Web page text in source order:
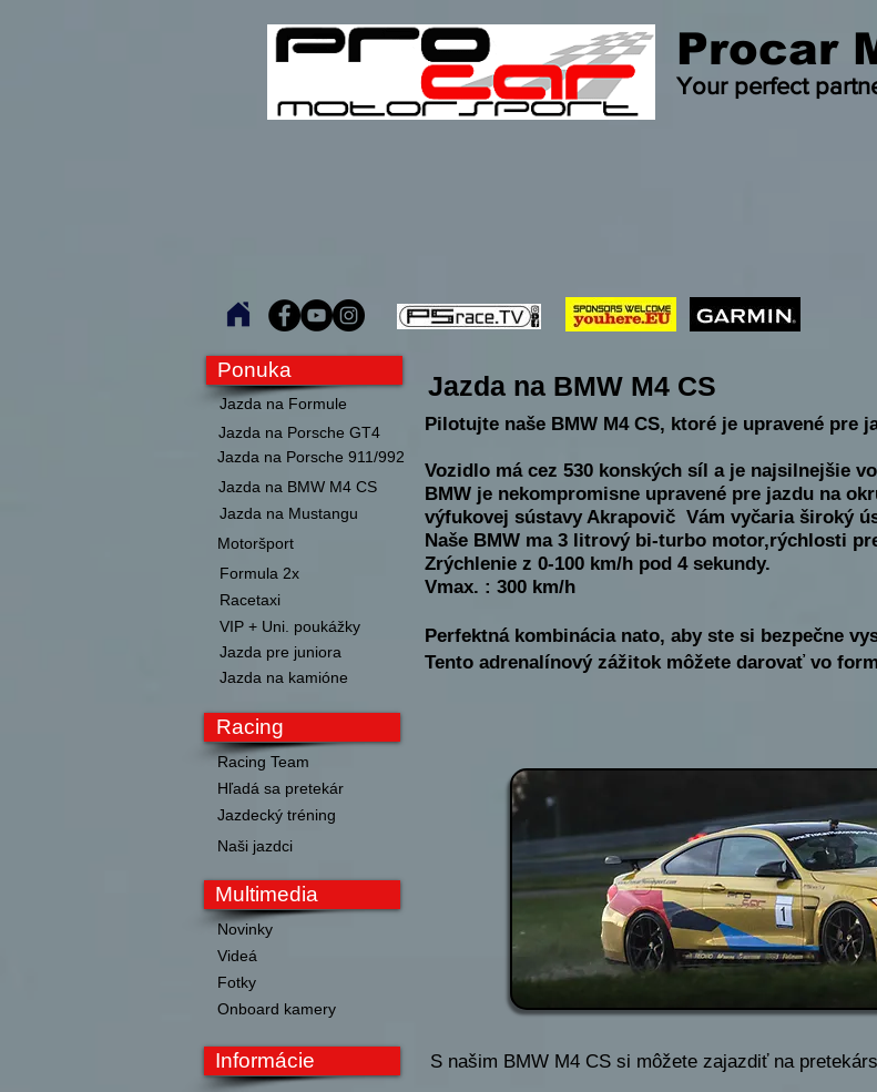
Procar
Your perfect
Ponuka
Jazda na Formule
Jazda na Porsche GT4
Jazda na Porsche 911/992
Jazda na BMW M4 CS
Jazda na Mustangu
Motoršport
Formula 2x
Racetaxi
VIP + Uni. poukážky
Jazda pre juniora
Jazda na kamióne
Racing
Racing Team
Hľadá sa pretekár
Jazdecký tréning
Naši jazdci
Multimedia
Novinky
Videá
Fotky
Onboard kamery
Informácie
Jazda na BMW M4 CS
Pilotujte naše BMW M4 CS, ktoré je upravené pre
Vozidlo má cez 530 konských síl a je najsilnejšie
BMW je nekompromisne upravené pre jazdu na
výfukovej sústavy Akrapovič Vám vyčaria široký
Naše BMW ma 3 litrový bi-turbo motor,rýchlosti
Zrýchlenie z 0-100 km/h pod 4 sekundy.
Vmax. : 300 km/h
Perfektná kombinácia nato, aby ste si bezpečne
Tento adrenalínový zážitok môžete darovať vo
S našim BMW M4 CS si môžete zajazdiť na